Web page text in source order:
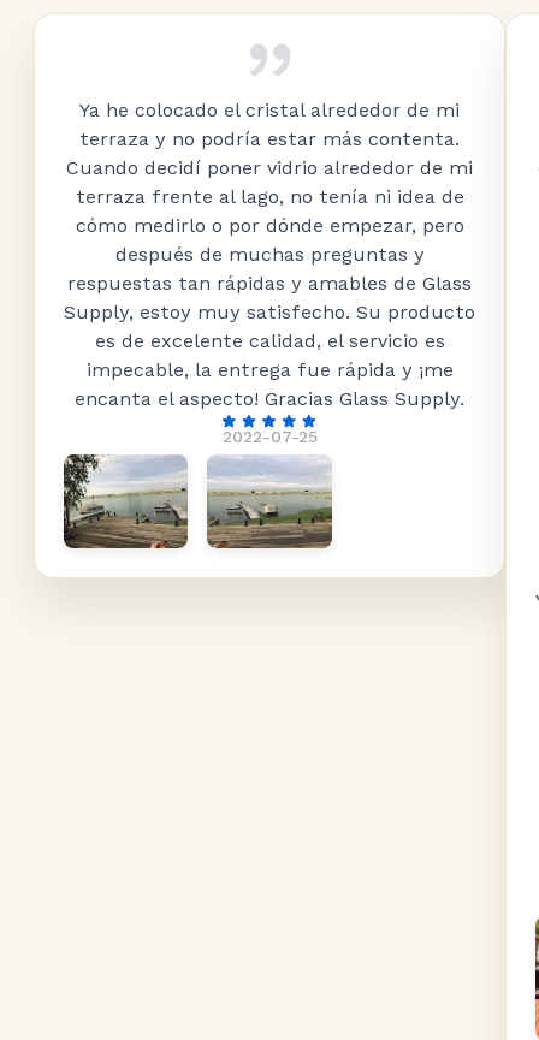
2022-07-25
Ya he colocado el cristal alrededor de mi
terraza y no podría estar más contenta.
Cuando decidí poner vidrio alrededor de mi
terraza frente al lago, no tenía ni idea de
cómo medirlo o por dónde empezar, pero
después de muchas preguntas y
respuestas tan rápidas y amables de Glass
Supply, estoy muy satisfecho. Su producto
es de excelente calidad, el servicio es
impecable, la entrega fue rápida y ¡me
encanta el aspecto! Gracias Glass Supply.